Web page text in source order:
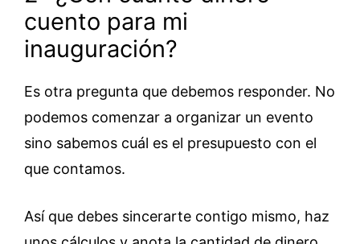
cuento para mi
inauguración?
Es otra pregunta que debemos responder. No
podemos comenzar a organizar un evento
sino sabemos cuál es el presupuesto con el
que contamos.
Así que debes sincerarte contigo mismo, haz